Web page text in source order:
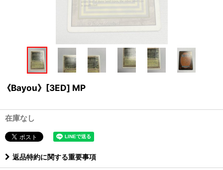
《Bayou》[3ED] MP
在庫なし
返品特約に関する重要事項